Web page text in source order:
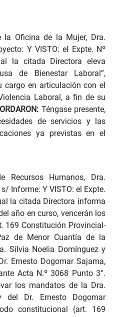
la Oficina de la Mujer, Dra.
Y VISTO: el Expte. Nº
la citada Directora eleva
de Bienestar Laboral”,
cargo en articulación con el
Laboral, a fin de su
Téngase presente,
de servicios y las
ya previstas en el
Recursos Humanos, Dra.
Informe: Y VISTO: el Expte.
la citada Directora informa
año en curso, vencerán los
169 Constitución Provincial-
de Menor Cuantía de la
Silvia Noelia Domínguez y
Ernesto Dogomar Sajama,
Acta N.º 3068 Punto 3°.
los mandatos de la Dra.
del Dr. Ernesto Dogomar
constitucional (art. 169